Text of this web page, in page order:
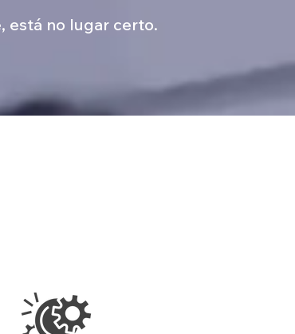
está no lugar certo.